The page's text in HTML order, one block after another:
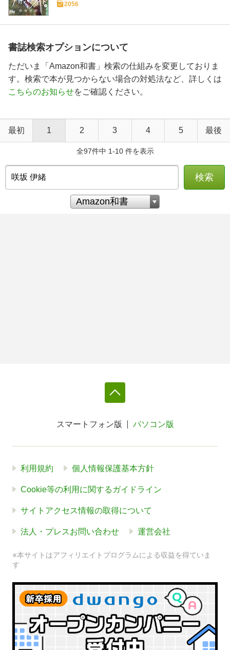
2056
書誌検索オプションについて
ただいま「Amazon和書」検索の仕組みを変更しておりま
す。検索で本が見つからない場合の対処法など、詳しくは
こちらのお知らせをご確認ください。
最初 1 2 3 4 5 最後
全97件中 1-10 件を表示
検索
スマートフォン版 パソコン版
利用規約 個人情報保護基本方針
Cookie等の利用に関するガイドライン
サイトアクセス情報の取得について
法人・プレスお問い合わせ 運営会社
※本サイトはアフィリエイトプログラムによる収益を得ていま
す